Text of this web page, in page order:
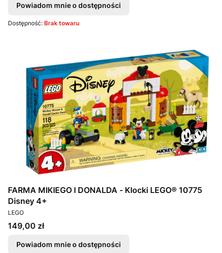
Powiadom mnie o dostępności
Dostępność: Brak towaru
FARMA MIKIEGO I DONALDA - Klocki LEGO® 10775
Disney 4+
PRODUCENT
LEGO
Cena
149,00 zł
Powiadom mnie o dostępności